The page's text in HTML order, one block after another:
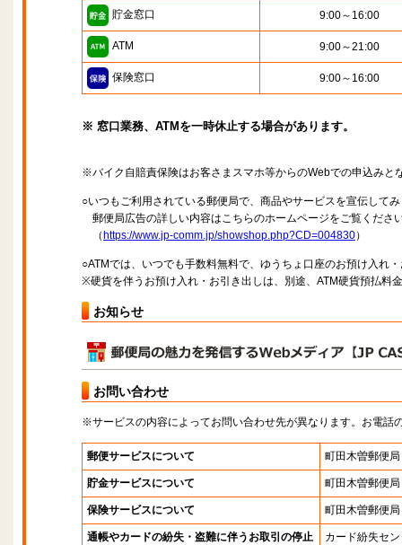
貯金窓口 9:00～16:00
ATM 9:00～21:00
保険窓口 9:00～16:00
※ 窓口業務、ATMを一時休止する場合があります。
※バイク自賠責保険はお客さまスマホ等からのWebでの申込みと
○いつもご利用されている郵便局で、商品やサービスを宣伝して
郵便局広告の詳しい内容はこちらのホームページをご覧くださ
（ https://www.jp-comm.jp/showshop.php?CD=004830）
○ATMでは、いつでも手数料無料で、ゆうちょ口座のお預け入れ
※硬貨を伴うお預け入れ・お引き出しは、別途、ATM硬貨預払料
お知らせ
お問い合わせ
※サービスの内容によってお問い合わせ先が異なります。お電話
郵便サービスについて 町田木曽郵便局
貯金サービスについて 町田木曽郵便局
保険サービスについて 町田木曽郵便局
通帳やカードの紛失・盗難に伴うお取引の停止 カード紛失セ